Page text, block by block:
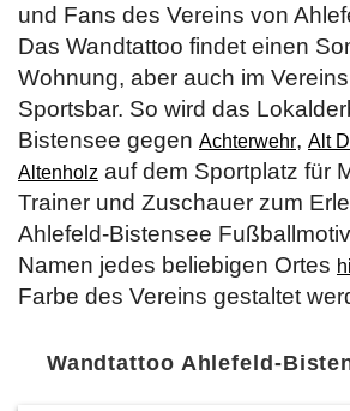
und Fans des Vereins von
Das Wandtattoo findet einen
Wohnung, aber auch im
Sportsbar. So wird das
Bistensee gegen Achterwehr, Alt
Altenholz auf dem Sportplatz für
Trainer und Zuschauer zum
Ahlefeld-Bistensee
Namen jedes beliebigen Ortes
Farbe des Vereins gestaltet
Wandtattoo Ahlefeld-